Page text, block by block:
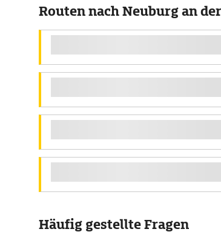
Routen nach Neuburg an
Häufig gestellte Fragen